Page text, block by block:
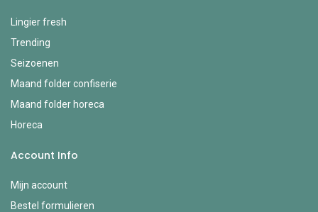
Lingier fresh
Trending
Seizoenen
Maand folder confiserie
Maand folder horeca
Horeca
Account Info
Mijn account
Bestel formulieren